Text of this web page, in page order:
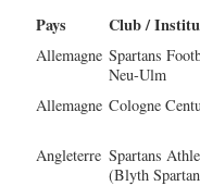
Pays Club /
Allemagne Spartans
Neu-Ulm
Allemagne Cologne
Angleterre Spartans
(Blyth